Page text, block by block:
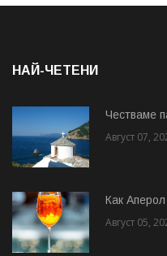
НАЙ-ЧЕТЕНИ
Честваме
Август 07,
Как
Август 05,